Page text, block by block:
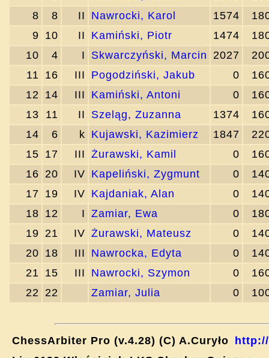
8
8 II Nawrocki, Karol 1574
9 10 II Kamiński, Piotr 1474
10
4 I Skwarczyński, Marcin 2027
11 16 III Pogodziński, Jakub 0
12 14 III Kamiński, Antoni 0
13
11 II Szeląg, Zuzanna 1374
14
6 k Kujawski, Kazimierz 1847
15 17 III Żurawski, Kamil 0
16 20 IV Kapeliński, Zygmunt 0
17 19 IV Kajdaniak, Alan 0
18 12 I Zamiar, Ewa 0
19 21 IV Żurawski, Mateusz 0
20 18 III Nawrocka, Edyta 0
21 15 III Nawrocki, Szymon 0
22 22 Zamiar, Julia 0
ChessArbiter Pro (v.4.28) (C) A.Curyło